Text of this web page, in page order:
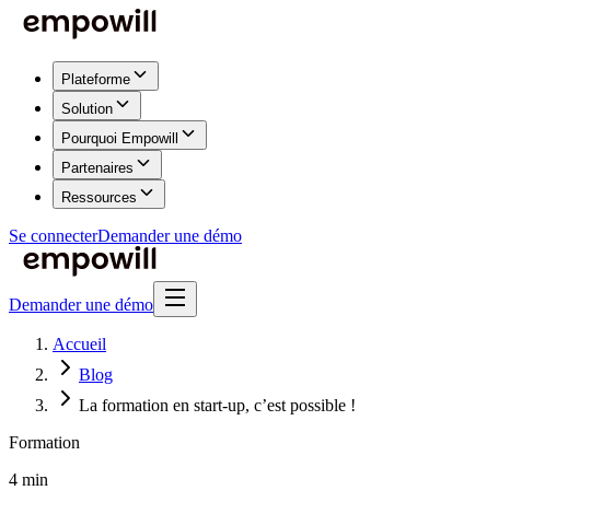
Plateforme
Solution
Pourquoi Empowill
Partenaires
Ressources
Se connecterDemander une démo
Demander une démo
Accueil
Blog
La formation en start-up, c’est possible !
Formation
4 min